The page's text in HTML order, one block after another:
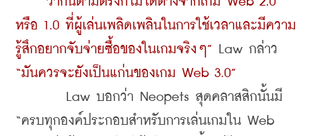
หรือ 1.0 ที่ผู้เล่นเพลิดเพลินในการใช้เวลาและมีความ
รู้สึกอยากจับจ่ายซื้อของในเกมจริงๆ”
“มันควรจะยังเป็นแก่นของเกม Web 3.0”
“ครบทุกองค์ประกอบสำหรับการเล่นเกมใน Web